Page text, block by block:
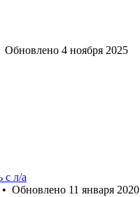
Обновлено 4 ноября 2025
с л/а
• Обновлено 11 января 2020